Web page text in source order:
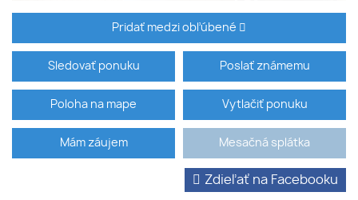
Pridať medzi obľúbené
Sledovať ponuku Poslať známemu
Poloha na mape Vytlačiť ponuku
Mám záujem Mesačná splátka
Zdieľať na Facebooku